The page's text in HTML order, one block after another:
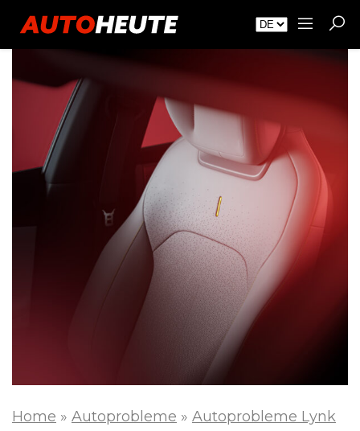
Home » Autoprobleme » Autoprobleme Lynk